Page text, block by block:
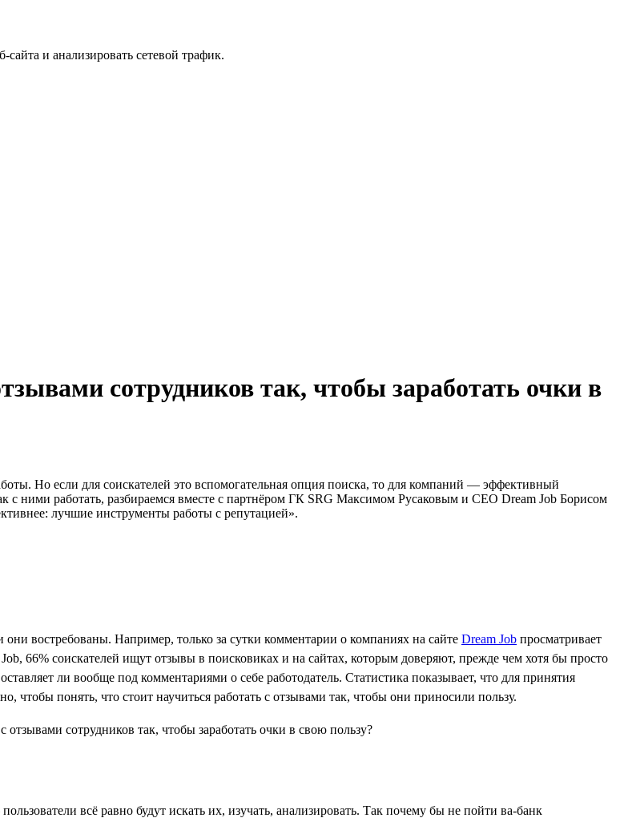
и анализировать сетевой трафик.
сотрудников так, чтобы заработать очки в
Но если для соискателей это вспомогательная опция поиска, то для компаний — эффективный
ними работать, разбираемся вместе с партнёром ГК SRG Максимом Русаковым и CEO Dream Job Борисом
лучшие инструменты работы с репутацией».
востребованы. Например, только за сутки комментарии о компаниях на сайте Dream Job просматривает
66% соискателей ищут отзывы в поисковиках и на сайтах, которым доверяют, прежде чем хотя бы просто
ли вообще под комментариями о себе работодатель. Статистика показывает, что для принятия
чтобы понять, что стоит научиться работать с отзывами так, чтобы они приносили пользу.
всё равно будут искать их, изучать, анализировать. Так почему бы не пойти ва-банк